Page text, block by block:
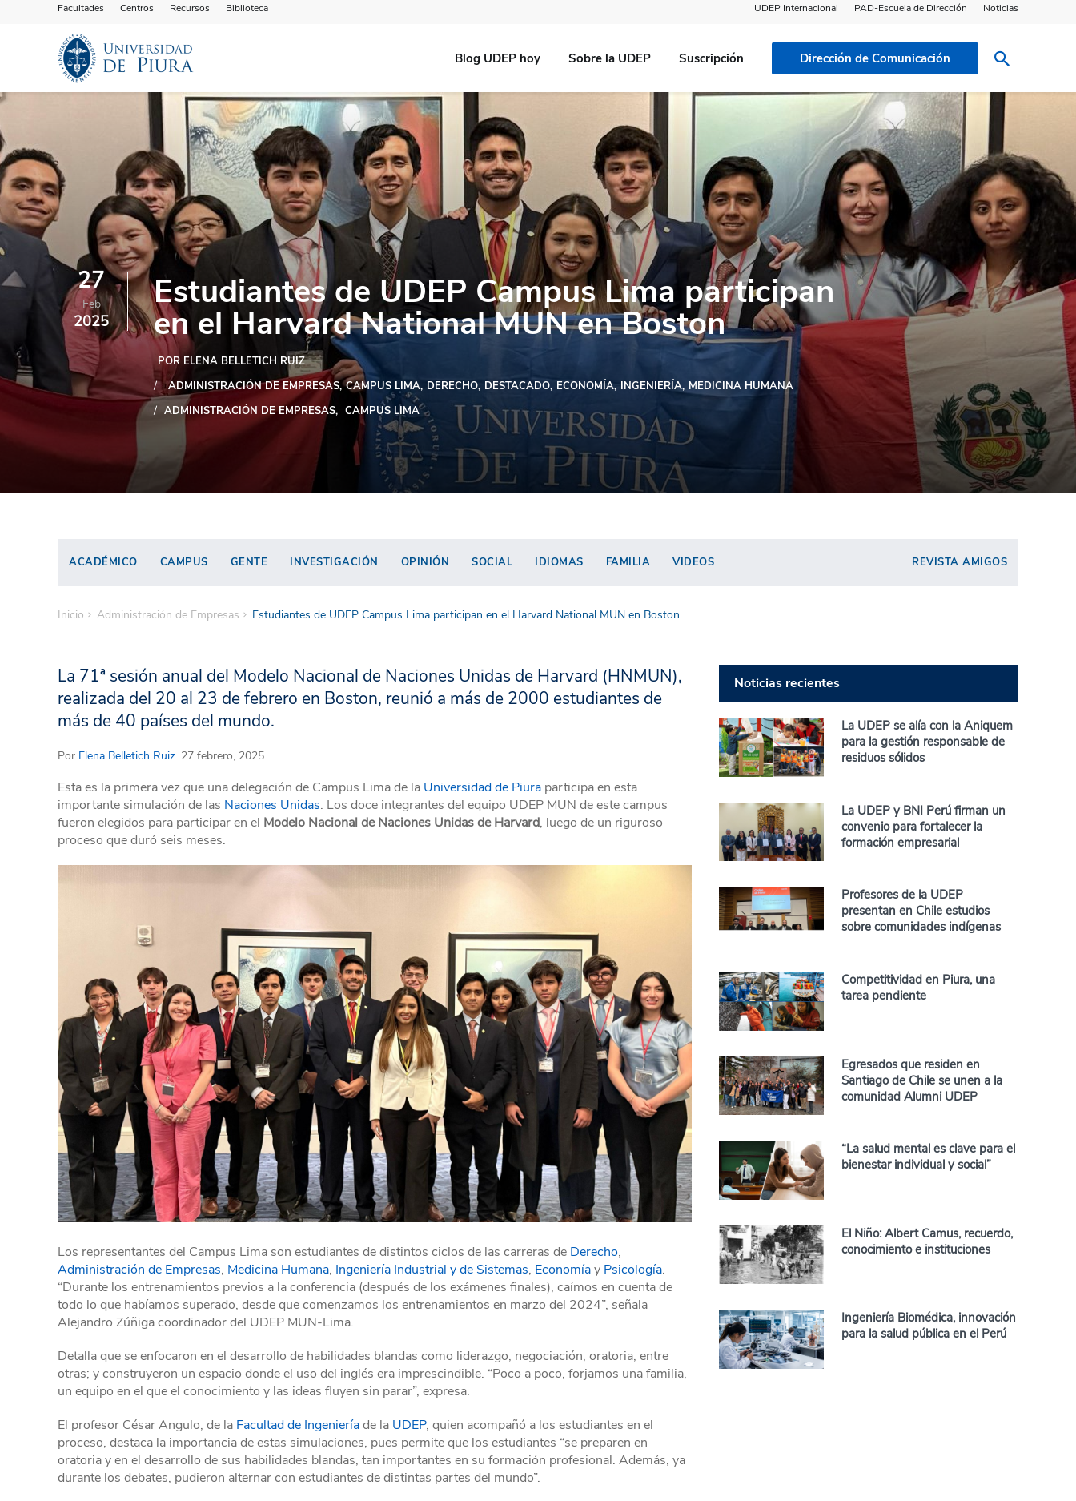
Facultades Centros Recursos Biblioteca UDEP Internacional PAD-Escuela de Dirección Noticias
Blog UDEP hoy Sobre la UDEP Suscripción Dirección de Comunicación
27
Feb
2025
Estudiantes de UDEP Campus Lima participan
en el Harvard National MUN en Boston
POR ELENA BELLETICH RUIZ
ADMINISTRACIÓN DE EMPRESAS CAMPUS LIMA DERECHO DESTACADO ECONOMÍA INGENIERÍA MEDICINA HUMANA
ADMINISTRACIÓN DE EMPRESAS
CAMPUS LIMA
ACADÉMICO CAMPUS GENTE INVESTIGACIÓN OPINIÓN SOCIAL IDIOMAS FAMILIA VIDEOS REVISTA AMIGOS
Inicio Administración de Empresas Estudiantes de UDEP Campus Lima participan en el Harvard National MUN en Boston
La 71ª sesión anual del Modelo Nacional de Naciones Unidas de Harvard (HNMUN),
realizada del 20 al 23 de febrero en Boston, reunió a más de 2000 estudiantes de
más de 40 países del mundo.
Por Elena Belletich Ruiz. 27 febrero, 2025.
Esta es la primera vez que una delegación de Campus Lima de la Universidad de Piura participa en esta
importante simulación de las Naciones Unidas. Los doce integrantes del equipo UDEP MUN de este campus
fueron elegidos para participar en el Modelo Nacional de Naciones Unidas de Harvard, luego de un riguroso
proceso que duró seis meses.
Los representantes del Campus Lima son estudiantes de distintos ciclos de las carreras de Derecho,
Administración de Empresas, Medicina Humana, Ingeniería Industrial y de Sistemas, Economíay Psicología.
“Durante los entrenamientos previos a la conferencia (después de los exámenes finales), caímos en cuenta de
todo lo que habíamos superado, desde que comenzamos los entrenamientos en marzo del 2024”, señala
Alejandro Zúñiga coordinador del UDEP MUN-Lima.
Detalla que se enfocaron en el desarrollo de habilidades blandas como liderazgo, negociación, oratoria, entre
otras; y construyeron un espacio donde el uso del inglés era imprescindible. “Poco a poco, forjamos una familia,
un equipo en el que el conocimiento y las ideas fluyen sin parar”, expresa.
El profesor César Angulo, de la Facultad de Ingenieríade la UDEP, quien acompañó a los estudiantes en el
proceso, destaca la importancia de estas simulaciones, pues permite que los estudiantes “se preparen en
oratoria y en el desarrollo de sus habilidades blandas, tan importantes en su formación profesional. Además, ya
durante los debates, pudieron alternar con estudiantes de distintas partes del mundo”.
Noticias recientes
La UDEP se alía con la Aniquem
para la gestión responsable de
residuos sólidos
La UDEP y BNI Perú firman un
convenio para fortalecer la
formación empresarial
Profesores de la UDEP
presentan en Chile estudios
sobre comunidades indígenas
Competitividad en Piura, una
tarea pendiente
Egresados que residen en
Santiago de Chile se unen a la
comunidad Alumni UDEP
“La salud mental es clave para el
bienestar individual y social”
El Niño: Albert Camus, recuerdo,
conocimiento e instituciones
Ingeniería Biomédica, innovación
para la salud pública en el Perú